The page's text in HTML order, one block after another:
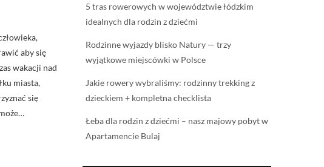
aby się
wakacji nad
miasta,
się
5 tras rowerowych w województwie łódzkim
idealnych dla rodzin z dziećmi
Rodzinne wyjazdy blisko Natury — trzy
wyjątkowe miejscówki w Polsce
Jakie rowery wybraliśmy: rodzinny trekking z
dzieckiem + kompletna checklista
Łeba dla rodzin z dziećmi – nasz majowy pobyt w
Apartamencie Bulaj